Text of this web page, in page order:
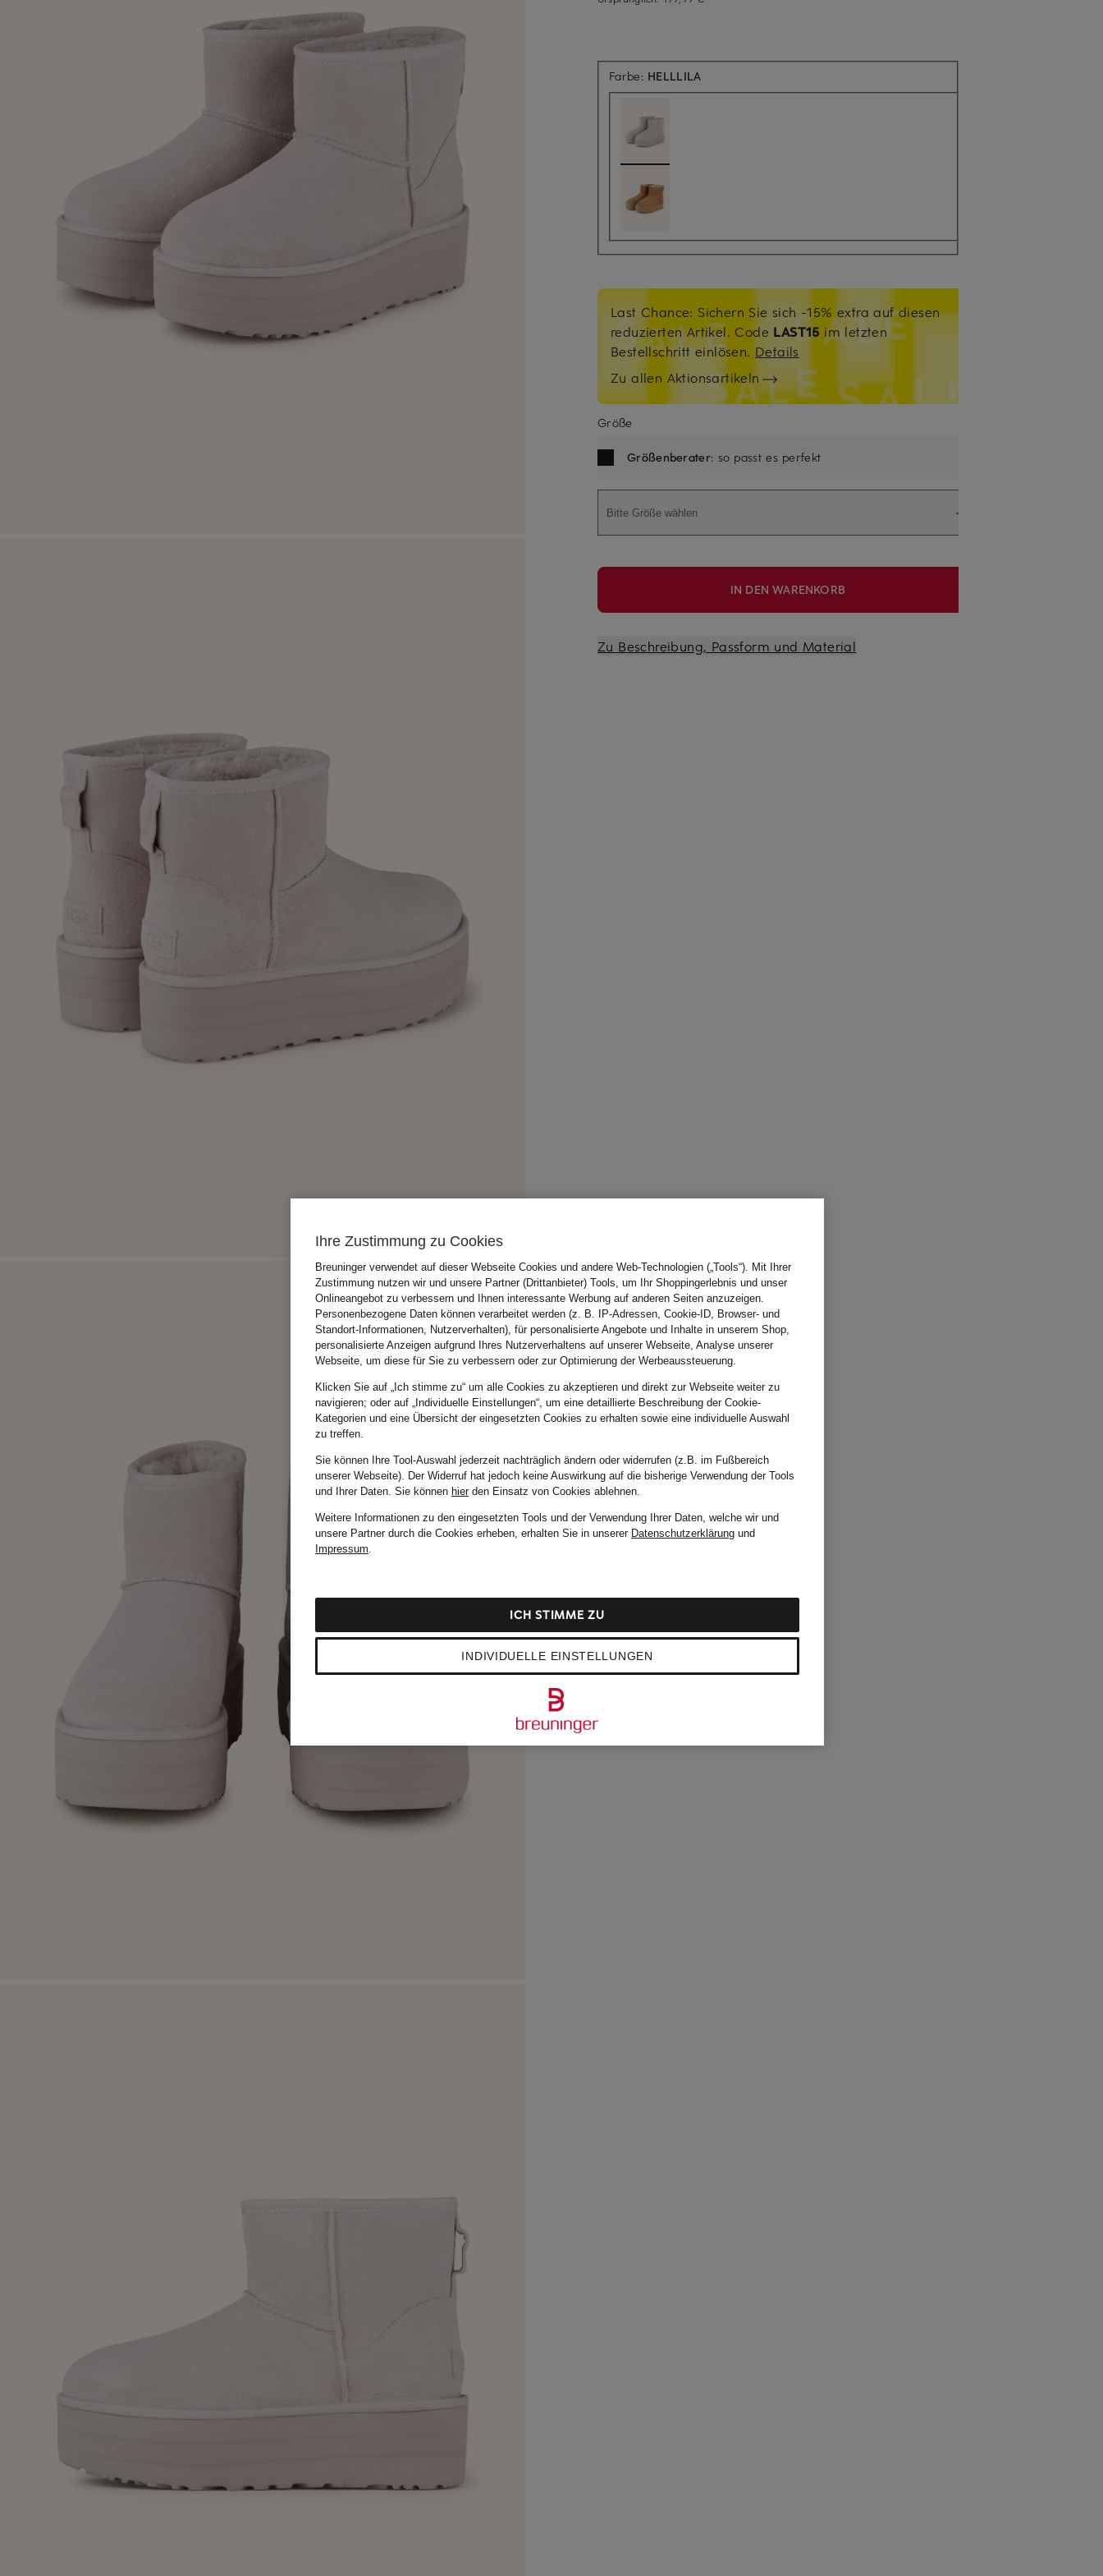
Farbe: HELLLILA
Last Chance: Sichern Sie sich -15% extra auf diesen
reduzierten Artikel. Code LAST15 im letzten
Bestellschritt einlösen. Details
Zu allen Aktionsartikeln
Größe
Größenberater: so passt es perfekt
Bitte Größe wählen
IN DEN WARENKORB
Zu Beschreibung, Passform und Material
Ihre Zustimmung zu Cookies
Breuninger verwendet auf dieser Webseite Cookies und andere Web-Technologien („Tools“). Mit Ihrer
Zustimmung nutzen wir und unsere Partner (Drittanbieter) Tools, um Ihr Shoppingerlebnis und unser
Onlineangebot zu verbessern und Ihnen interessante Werbung auf anderen Seiten anzuzeigen.
Personenbezogene Daten können verarbeitet werden (z. B. IP-Adressen, Cookie-ID, Browser- und
Standort-Informationen, Nutzerverhalten), für personalisierte Angebote und Inhalte in unserem Shop,
personalisierte Anzeigen aufgrund Ihres Nutzerverhaltens auf unserer Webseite, Analyse unserer
Webseite, um diese für Sie zu verbessern oder zur Optimierung der Werbeaussteuerung.
Klicken Sie auf „Ich stimme zu“ um alle Cookies zu akzeptieren und direkt zur Webseite weiter zu
navigieren; oder auf „Individuelle Einstellungen“, um eine detaillierte Beschreibung der Cookie-
Kategorien und eine Übersicht der eingesetzten Cookies zu erhalten sowie eine individuelle Auswahl
zu treffen.
Sie können Ihre Tool-Auswahl jederzeit nachträglich ändern oder widerrufen (z.B. im Fußbereich
unserer Webseite). Der Widerruf hat jedoch keine Auswirkung auf die bisherige Verwendung der Tools
und Ihrer Daten. Sie können hierden Einsatz von Cookies ablehnen.
Weitere Informationen zu den eingesetzten Tools und der Verwendung Ihrer Daten, welche wir und
unsere Partner durch die Cookies erheben, erhalten Sie in unserer Datenschutzerklärung und
Impressum.
INDIVIDUELLE EINSTELLUNGEN
ICH STIMME ZU